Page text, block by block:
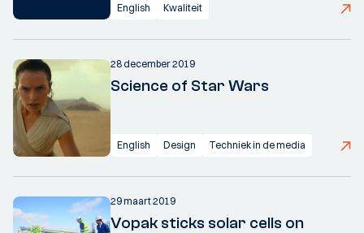
English Kwaliteit
28 december 2019
Science of Star Wars
English Design Techniek in de media
29 maart 2019
Vopak sticks solar cells on